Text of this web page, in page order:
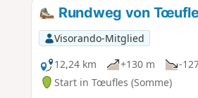
Rundweg von
Visorando-Mitglied
12,24 km
+130 m -
Start in Tœufles (Somme)